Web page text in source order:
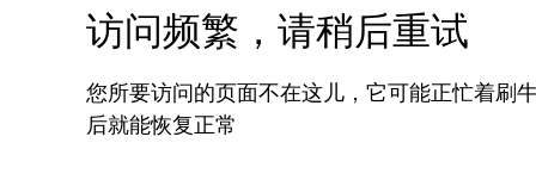
访问频繁，请稍后重试
您所要访问的页面不在这儿，它可能正忙着刷
后就能恢复正常